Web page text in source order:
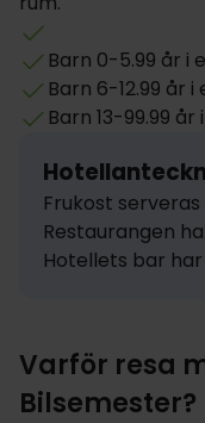
Barn 0-5.99 år i
Barn 6-12.99 år
Barn 13-99.99
Frukost
Restaurangen
Hotellets bar
Varför resa
Bilsemester?